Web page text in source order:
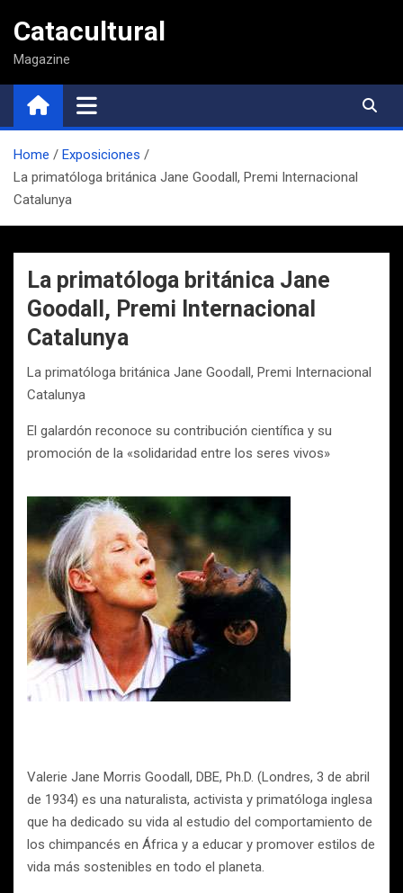
contenido
Catacultural
Magazine
Home
Exposiciones
La primatóloga británica Jane Goodall, Premi Internacional
Catalunya
La primatóloga británica Jane
Goodall, Premi Internacional
Catalunya
La primatóloga británica Jane Goodall, Premi Internacional
Catalunya
El galardón reconoce su contribución científica y su
promoción de la «solidaridad entre los seres vivos»
Valerie Jane Morris Goodall, DBE, Ph.D. (Londres, 3 de abril
de 1934) es una naturalista, activista y primatóloga inglesa
que ha dedicado su vida al estudio del comportamiento de
los chimpancés en África y a educar y promover estilos de
vida más sostenibles en todo el planeta.